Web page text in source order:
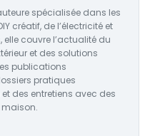
spécialisée dans les
créatif, de l’électricité et
couvre l’actualité du
et des solutions
publications
pratiques
des entretiens avec des
maison.